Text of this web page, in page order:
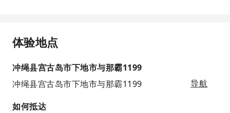
体验地点
冲绳县宫古岛市下地市与那霸1199
冲绳县宫古岛市下地市与那霸1199
导航
如何抵达